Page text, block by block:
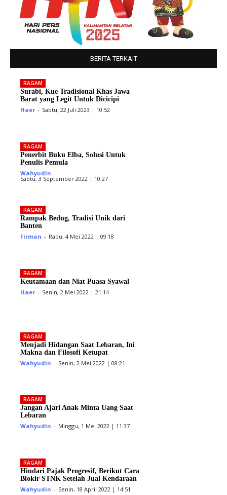
BERITA TERKAIT
RAGAM
Surabi, Kue Tradisional Khas Jawa
Barat yang Legit Untuk Dicicipi
Haer - Sabtu, 22 Juli 2023 | 10:52
RAGAM
Penerbit Buku Elba, Solusi Untuk
Penulis Pemula
Wahyudin -
Sabtu, 3 September 2022 | 10:27
RAGAM
Rampak Bedug, Tradisi Unik dari
Banten
Firman - Rabu, 4 Mei 2022 | 09:18
RAGAM
Keutamaan dan Niat Puasa Syawal
Haer - Senin, 2 Mei 2022 | 21:14
RAGAM
Menjadi Hidangan Saat Lebaran, Ini
Makna dan Filosofi Ketupat
Wahyudin - Senin, 2 Mei 2022 | 08:21
RAGAM
Jangan Ajari Anak Minta Uang Saat
Lebaran
Wahyudin - Minggu, 1 Mei 2022 | 11:37
RAGAM
Hindari Pajak Progresif, Berikut Cara
Blokir STNK Setelah Jual Kendaraan
Wahyudin - Senin, 18 April 2022 | 14:51